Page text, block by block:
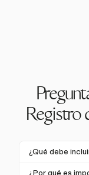
Registro
¿Qué debe
Un registro de
¿Por qué es